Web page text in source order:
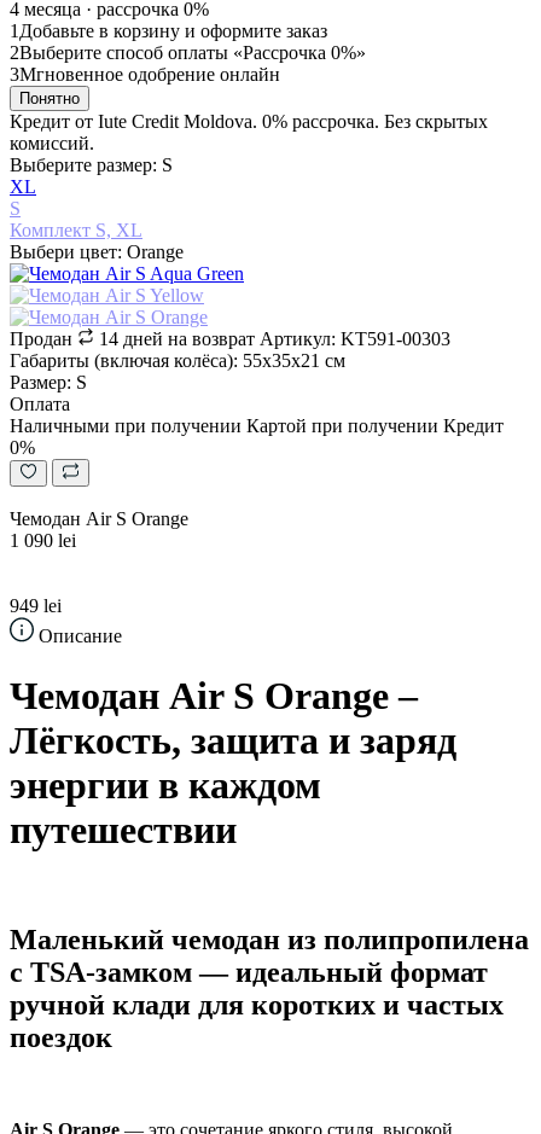
4 месяца · рассрочка 0%
1 Добавьте в корзину и оформите заказ
2Выберите способ оплаты «Рассрочка 0%»
3Мгновенное одобрение онлайн
Понятно
Кредит от Iute Credit Moldova. 0% рассрочка. Без скрытых
комиссий.
Выберите размер: S
XL
S
Комплект S, XL
Выбери цвет: Orange
Продан 14 дней на возврат Артикул: KT591-00303
Габариты (включая колёса): 55х35х21 см
Размер: S
Оплата
Наличными при получении Картой при получении Кредит
0%
Чемодан Air S Orange
1 090 lei
949 lei
Описание
Чемодан Air S Orange –
Лёгкость, защита и заряд
энергии в каждом
путешествии
Маленький чемодан из полипропилена
с TSA-замком — идеальный формат
ручной клади для коротких и частых
поездок
Air S Orange — это сочетание яркого стиля, высокой